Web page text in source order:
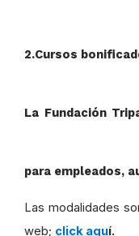
2.Cursos
La Fundación
para empleados,
Las modalidades
web; click aquí.